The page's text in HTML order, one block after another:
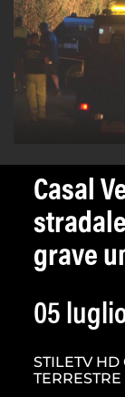
Casal
grave
05
STILETV
TERRESTRE